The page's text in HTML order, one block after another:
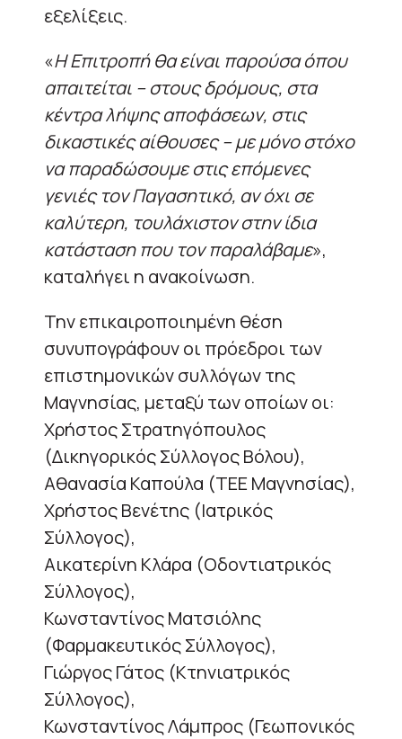
εξελίξεις.
«Η Επιτροπή θα είναι παρούσα όπου
απαιτείται – στους δρόμους, στα
κέντρα λήψης αποφάσεων, στις
δικαστικές αίθουσες – με μόνο στόχο
να παραδώσουμε στις επόμενες
γενιές τον Παγασητικό, αν όχι σε
καλύτερη, τουλάχιστον στην ίδια
κατάσταση που τον παραλάβαμε»,
καταλήγει η ανακοίνωση.
Την επικαιροποιημένη θέση
συνυπογράφουν οι πρόεδροι των
επιστημονικών συλλόγων της
Μαγνησίας, μεταξύ των οποίων οι:
Χρήστος Στρατηγόπουλος
(Δικηγορικός Σύλλογος Βόλου),
Αθανασία Καπούλα (ΤΕΕ Μαγνησίας),
Χρήστος Βενέτης (Ιατρικός
Σύλλογος),
Αικατερίνη Κλάρα (Οδοντιατρικός
Σύλλογος),
Κωνσταντίνος Ματσιόλης
(Φαρμακευτικός Σύλλογος),
Γιώργος Γάτος (Κτηνιατρικός
Σύλλογος),
Κωνσταντίνος Λάμπρος (Γεωπονικός